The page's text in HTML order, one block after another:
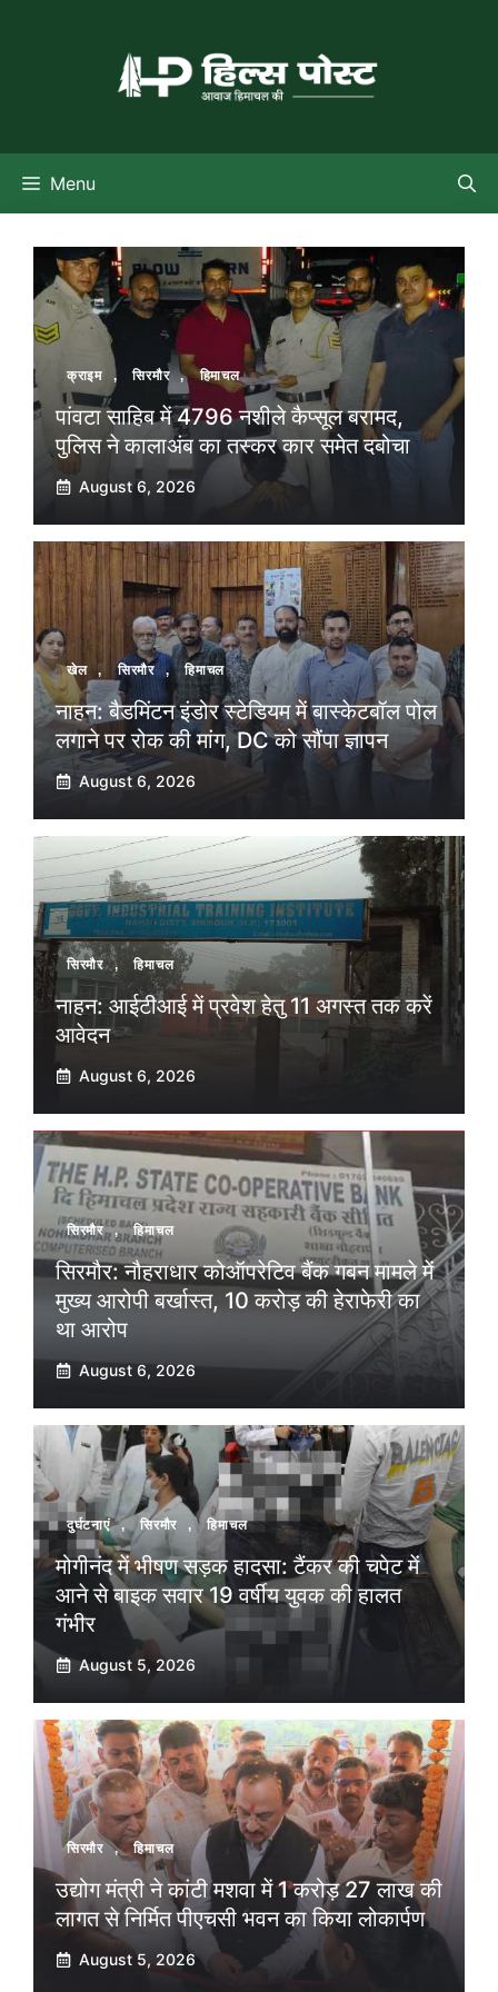
Menu
क्राइम , सिरमौर , हिमाचल
पांवटा साहिब में 4796 नशीले कैप्सूल बरामद,
पुलिस ने कालाअंब का तस्कर कार समेत दबोचा
August 6, 2026
खेल , सिरमौर , हिमाचल
नाहन: बैडमिंटन इंडोर स्टेडियम में बास्केटबॉल पोल
लगाने पर रोक की मांग, DC को सौंपा ज्ञापन
August 6, 2026
सिरमौर , हिमाचल
नाहन: आईटीआई में प्रवेश हेतु 11 अगस्त तक करें
आवेदन
August 6, 2026
सिरमौर , हिमाचल
सिरमौर: नौहराधार कोऑपरेटिव बैंक गबन मामले में
मुख्य आरोपी बर्खास्त, 10 करोड़ की हेराफेरी का
था आरोप
August 6, 2026
दुर्घटनाएं , सिरमौर , हिमाचल
मोगीनंद में भीषण सड़क हादसा: टैंकर की चपेट में
आने से बाइक सवार 19 वर्षीय युवक की हालत
गंभीर
August 5, 2026
सिरमौर , हिमाचल
उद्योग मंत्री ने कांटी मशवा में 1 करोड़ 27 लाख की
लागत से निर्मित पीएचसी भवन का किया लोकार्पण
August 5, 2026